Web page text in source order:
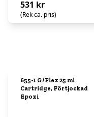
531 kr
(Rek ca. pris)
655-1 G/Flex 25 ml
Cartridge, Förtjockad
Epoxi